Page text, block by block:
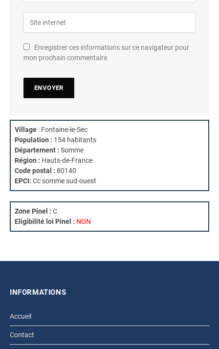
Enregistrer ces informations sur ce navigateur pour
mon prochain commentaire.
Village : Fontaine-le-Sec
Population : 154 habitants
Département : Somme
Région : Hauts-de-France
Code postal : 80140
EPCI: Cc somme sud-ouest
Zone Pinel : C
Eligibilité loi Pinel : NON
INFORMATIONS
Accueil
Contact